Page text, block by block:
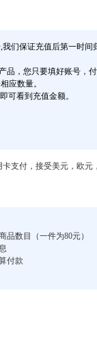
们保证充值后第一时
品，您只要填好账号，
应数量。
可看到充值金额。
卡支付，接受美元，欧
品数目（一件为80元）
付款